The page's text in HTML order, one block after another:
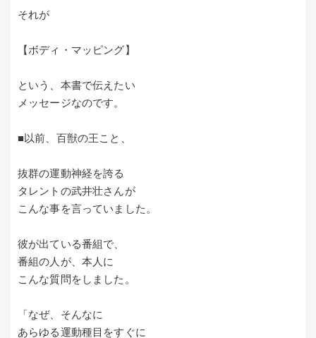
それが
【ボディ・マッピング】
という、本書で伝えたい
メッセージなのです。
■以前、百獣の王こと、
抜群の運動神経を誇る
タレントの武井壮さんが
こんな事を言っていました。
彼が出ている番組で、
番組の人が、本人に
こんな質問をしました。
「なぜ、そんなに
あらゆる運動種目をすぐに